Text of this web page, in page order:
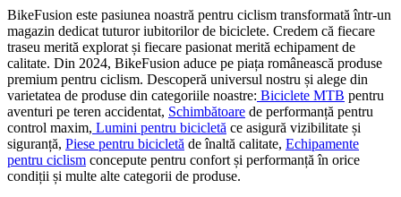
BikeFusion este pasiunea noastră pentru ciclism transformată într-un
magazin dedicat tuturor iubitorilor de biciclete. Credem că fiecare
traseu merită explorat și fiecare pasionat merită echipament de
calitate. Din 2024, BikeFusion aduce pe piața românească produse
premium pentru ciclism. Descoperă universul nostru și alege din
varietatea de produse din categoriile noastre: Biciclete MTB pentru
aventuri pe teren accidentat, Schimbătoare de performanță pentru
control maxim, Lumini pentru bicicletă ce asigură vizibilitate și
siguranță, Piese pentru bicicletă de înaltă calitate, Echipamente
pentru ciclism concepute pentru confort și performanță în orice
condiții și multe alte categorii de produse.